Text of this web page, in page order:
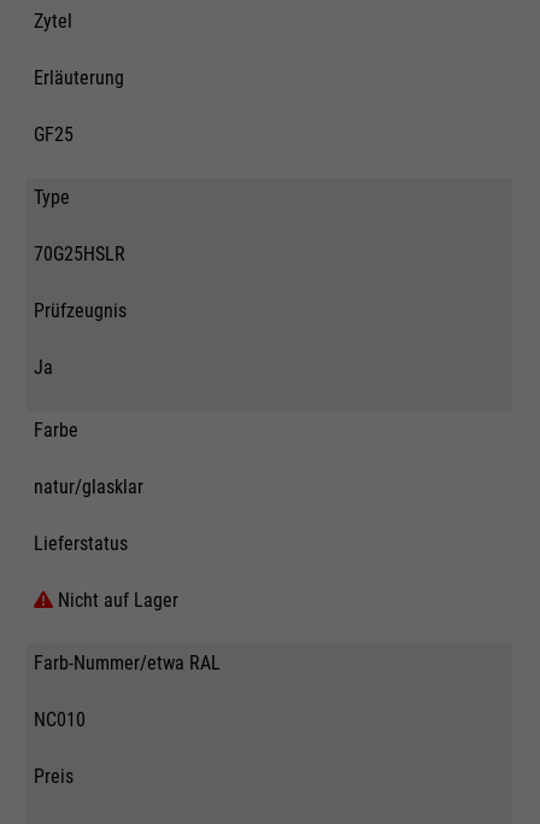
Zytel
Erläuterung
GF25
Type
70G25HSLR
Prüfzeugnis
Ja
Farbe
natur/glasklar
Lieferstatus
Nicht auf Lager
Farb-Nummer/etwa RAL
NC010
Preis